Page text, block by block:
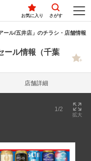
お気に入り さがす
ール/五井店」のチラシ・店舗情報
ール情報（千葉
店舗詳細
1/2
拡大